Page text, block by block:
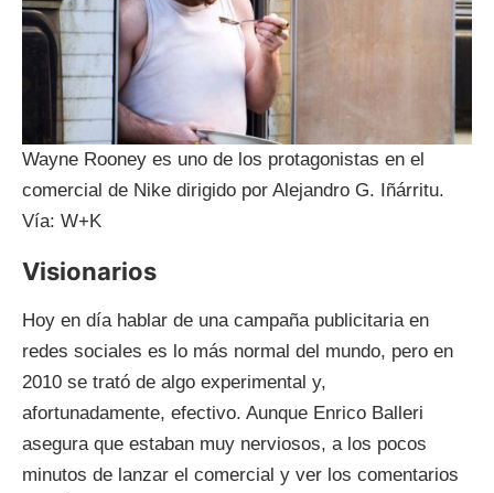
Wayne Rooney es uno de los protagonistas en el
comercial de Nike dirigido por Alejandro G. Iñárritu.
Vía: W+K
Visionarios
Hoy en día hablar de una campaña publicitaria en
redes sociales es lo más normal del mundo, pero en
2010 se trató de algo experimental y,
afortunadamente, efectivo. Aunque Enrico Balleri
asegura que estaban muy nerviosos, a los pocos
minutos de lanzar el comercial y ver los comentarios